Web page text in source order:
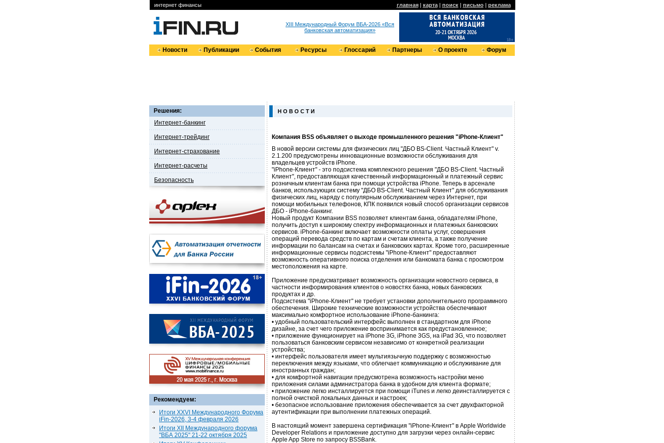
интернет финансы главная| карта| поиск| письмо| реклама
XIII Международный Форум ВБА-2026 «Вся
банковская автоматизация»
Новости Публикации События Ресурсы Глоссарий Партнеры О проекте Форум
Решения:
Интернет-банкинг
Интернет-трейдинг
Интернет-страхование
Интернет-расчеты
Безопасность
Рекомендуем:
Итоги XXVI Международного Форума
iFin-2026, 3-4 февраля 2026
Итоги XII Международного форума
"ВБА 2025" 21-22 октября 2025
Н О В О С Т И
Компания BSS объявляет о выходе промышленного решения "iPhone-Клиент"
В новой версии системы для физических лиц "ДБО BS-Client. Частный Клиент" v.
2.1.200 предусмотрены инновационные возможности обслуживания для
владельцев устройств iPhone.
"iPhone-Клиент" - это подсистема комплексного решения "ДБО BS-Client. Частный
Клиент", предоставляющая качественный информационный и платежный сервис
розничным клиентам банка при помощи устройства iPhone. Теперь в арсенале
банков, использующих систему "ДБО BS-Client. Частный Клиент" для обслуживания
физических лиц, наряду с популярным обслуживанием через Интернет, при
помощи мобильных телефонов, КПК появился новый способ организации сервисов
ДБО - iPhone-банкинг.
Новый продукт Компании BSS позволяет клиентам банка, обладателям iPhone,
получить доступ к широкому спектру информационных и платежных банковских
сервисов. iPhone-банкинг включает возможности оплаты услуг, совершения
операций перевода средств по картам и счетам клиента, а также получение
информации по балансам на счетах и банковских картах. Кроме того, расширенные
информационные сервисы подсистемы "iPhone-Клиент" предоставляют
возможность оперативного поиска отделения или банкомата банка с просмотром
местоположения на карте.
Приложение предусматривает возможность организации новостного сервиса, в
частности информирования клиентов о новостях банка, новых банковских
продуктах и др.
Подсистема "iPhone-Клиент" не требует установки дополнительного программного
обеспечения. Широкие технические возможности устройства обеспечивают
максимально комфортное использование iPhone-банкинга:
• удобный пользовательский интерфейс выполнен в стандартном для iPhone
дизайне, за счет чего приложение воспринимается как предустановленное;
• приложение функционирует на iPhone 3G, iPhone 3GS, на iPad 3G, что позволяет
пользоваться банковским сервисом независимо от конкретной реализации
устройства;
• интерфейс пользователя имеет мультиязычную поддержку с возможностью
переключения между языками, что облегчает коммуникацию и обслуживание для
иностранных граждан;
• для комфортной навигации предусмотрена возможность настройки меню
приложения силами администратора банка в удобном для клиента формате;
• приложение легко инсталлируется при помощи iTunes и легко деинсталлируется с
полной очисткой локальных данных и настроек;
• безопасное использование приложения обеспечивается за счет двухфакторной
аутентификации при выполнении платежных операций.
В настоящий момент завершена сертификация "iPhone-Клиент" в Apple Worldwide
Developer Relations и приложение доступно для загрузки через онлайн-сервис
Apple App Store по запросу BSSBank.